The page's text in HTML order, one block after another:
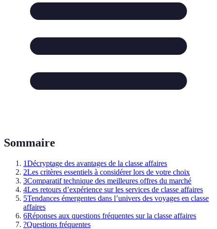
Sommaire
1Décryptage des avantages de la classe affaires
2Les critères essentiels à considérer lors de votre choix
3Comparatif technique des meilleures offres du marché
4Les retours d’expérience sur les services de classe affaires
5Tendances émergentes dans l’univers des voyages en classe
affaires
6Réponses aux questions fréquentes sur la classe affaires
?Questions fréquentes